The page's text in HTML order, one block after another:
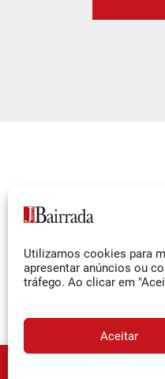
Utilizamos cookies para
apresentar anúncios ou
tráfego. Ao clicar em
Aceitar